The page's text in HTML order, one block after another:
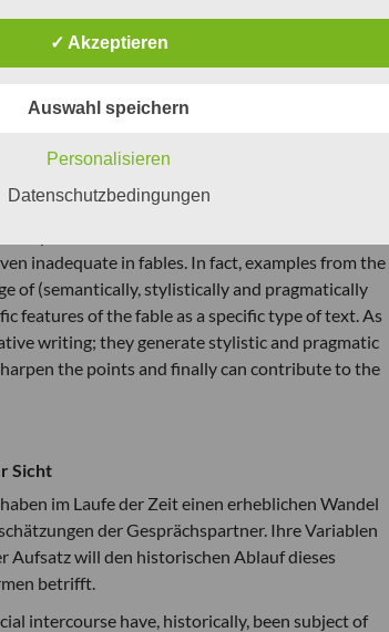
die Lupe genommen, deren Vorkommen in
unangebracht scheinen kann. Es handelt sich
Fabeln Lessings, Pestalozzis und Anders’ wird
pragmatisch anspruchsvollen
kann. Modifikationen erscheinen dabei
Effekte, dienen als Wegmarken in der
und können nicht zuletzt auch wesentlich zur
context: The occurrence of so called
inadequate in fables. In fact, examples from the
of (semantically, stylistically and pragmatically
features of the fable as a specific type of text. As
writing; they generate stylistic and pragmatic
the points and finally can contribute to the
Sicht
im Laufe der Zeit einen erheblichen Wandel
der Gesprächspartner. Ihre Variablen
Aufsatz will den historischen Ablauf dieses
betrifft.
intercourse have, historically, been subject of
✓ Akzeptieren
Auswahl speichern
Personalisieren
Datenschutzbedingungen